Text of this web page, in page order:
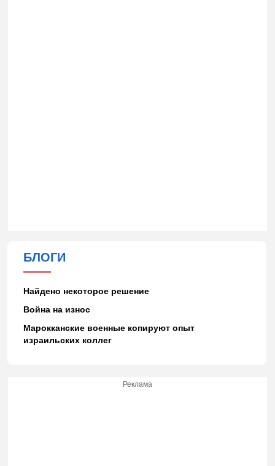
БЛОГИ
Найдено некоторое решение
Война на износ
Марокканские военные копируют опыт
израильских коллег
Реклама